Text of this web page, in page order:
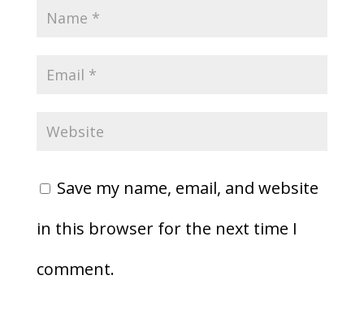
Save my name, email, and website
in this browser for the next time I
comment.